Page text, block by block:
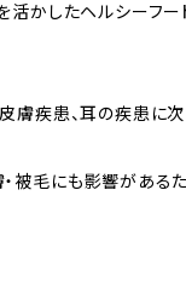
かしたヘルシーフー
膚疾患、耳の疾患に
被毛にも影響がある